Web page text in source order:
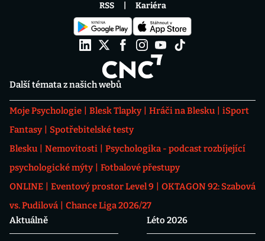
Další témata z našich webů
Moje Psychologie Blesk Tlapky Hráči na Blesku
iSport
Fantasy
Spotřebitelské testy
Blesku
Nemovitosti
Psychologika - podcast rozbíjející
psychologické mýty
Fotbalové přestupy
ONLINE
Eventový prostor Level 9
OKTAGON 92: Szabová
vs. Pudilová
Chance Liga 2026/27
Aktuálně
Léto 2026
RSS Kariéra